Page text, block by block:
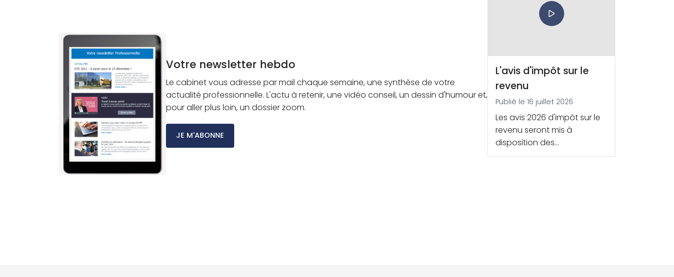
Votre newsletter hebdo
Le cabinet vous adresse par mail chaque semaine, une synthèse de votre
actualité professionnelle. L'actu à retenir, une vidéo conseil, un dessin d'humour et,
pour aller plus loin, un dossier zoom.
JE M'ABONNE
promesse, faisant échouer
la transaction.
L'avis d'impôt sur le
revenu
Publié le 16 juillet 2026
Les avis 2026 d'impôt sur le
revenu seront mis à
disposition des
contribuables au cours de